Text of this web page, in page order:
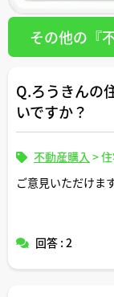
その他の『
Q.ろうきんの
いですか？
不動産購入 >
ご意見いただけま
回答 : 2